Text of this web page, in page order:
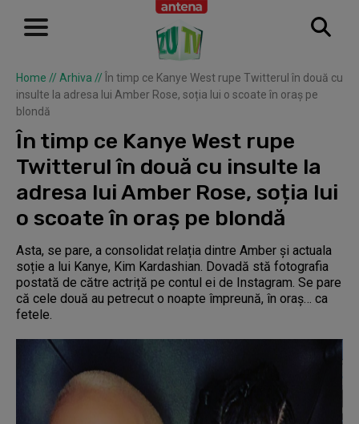
Home // Arhiva // În timp ce Kanye West rupe Twitterul în două cu
insulte la adresa lui Amber Rose, soția lui o scoate în oraș pe
blondă
În timp ce Kanye West rupe
Twitterul în două cu insulte la
adresa lui Amber Rose, soția lui
o scoate în oraș pe blondă
Asta, se pare, a consolidat relația dintre Amber și actuala
soție a lui Kanye, Kim Kardashian. Dovadă stă fotografia
postată de către actriță pe contul ei de Instagram. Se pare
că cele două au petrecut o noapte împreună, în oraș… ca
fetele.